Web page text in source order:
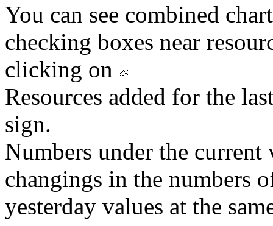
You can see combined
checking boxes near
clicking on
Resources added for the
sign.
Numbers under the
changings in the numbers
yesterday values at the